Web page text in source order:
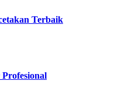
Terbaik